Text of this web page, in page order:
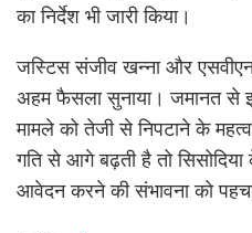
का निर्देश भी जारी किया।
जस्टिस संजीव खन्ना और
अहम फैसला सुनाया। जमानत से
मामले को तेजी से निपटाने के
गति से आगे बढ़ती है तो
आवेदन करने की संभावना को